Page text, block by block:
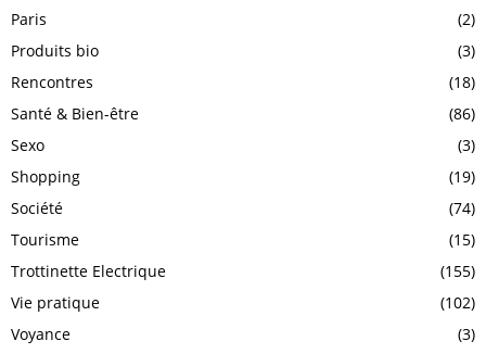
Paris
(2)
Produits bio
(3)
Rencontres
(18)
Santé & Bien-être
(86)
Sexo
(3)
Shopping
(19)
Société
(74)
Tourisme
(15)
Trottinette Electrique
(155)
Vie pratique
(102)
Voyance
(3)